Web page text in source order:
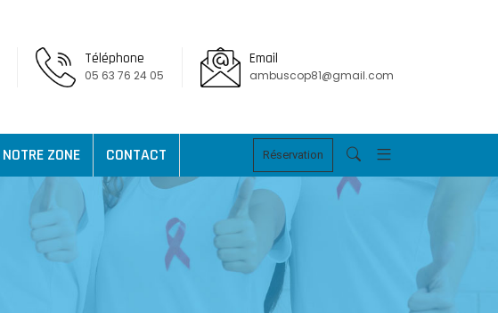
Téléphone
05 63 76 24 05
Email
ambuscop81@gmail.com
NOTRE ZONE CONTACT Réservation